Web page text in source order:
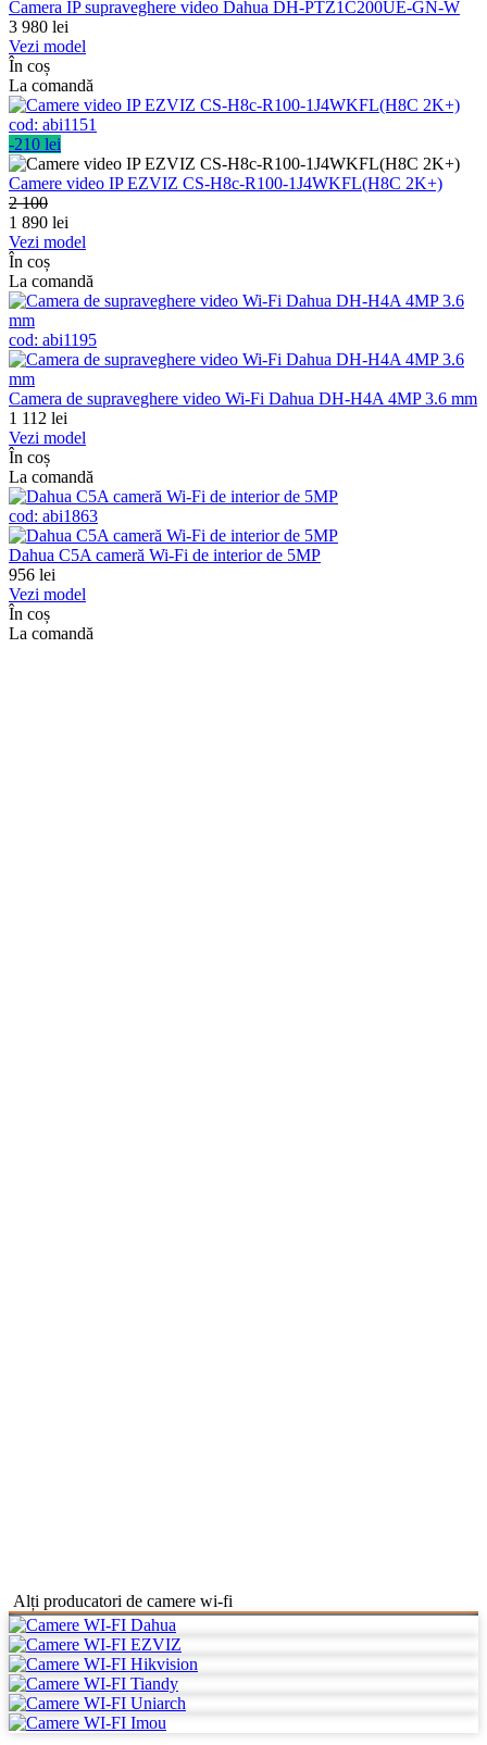
Camera IP supraveghere video Dahua DH-PTZ1C200UE-GN-W
3 980 lei
Vezi model
În coș
La comandă
cod: abi1151
-210 lei
Camere video IP EZVIZ CS-H8c-R100-1J4WKFL(H8C 2K+)
2 100
1 890 lei
Vezi model
În coș
La comandă
cod: abi1195
Camera de supraveghere video Wi-Fi Dahua DH-H4A 4MP 3.6 mm
1 112 lei
Vezi model
În coș
La comandă
cod: abi1863
Dahua C5A cameră Wi-Fi de interior de 5MP
956 lei
Vezi model
În coș
La comandă
Alți producatori de camere wi-fi